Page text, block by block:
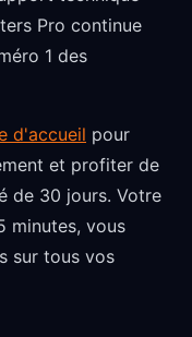
Pro continue
1 des
d'accueil pour
et profiter de
de 30 jours. Votre
minutes, vous
sur tous vos